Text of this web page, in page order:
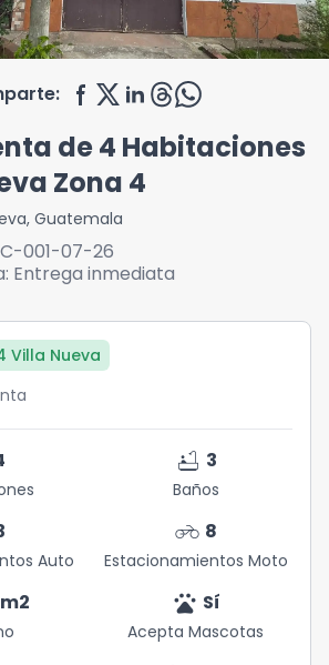
de 4 Habitaciones
Zona 4
, Guatemala
001-07-26
Entrega inmediata
Villa Nueva
bathtub 3
Baños
Auto
motorcycle 8
Estacionamientos Moto
m2 pets Sí
Acepta Mascotas